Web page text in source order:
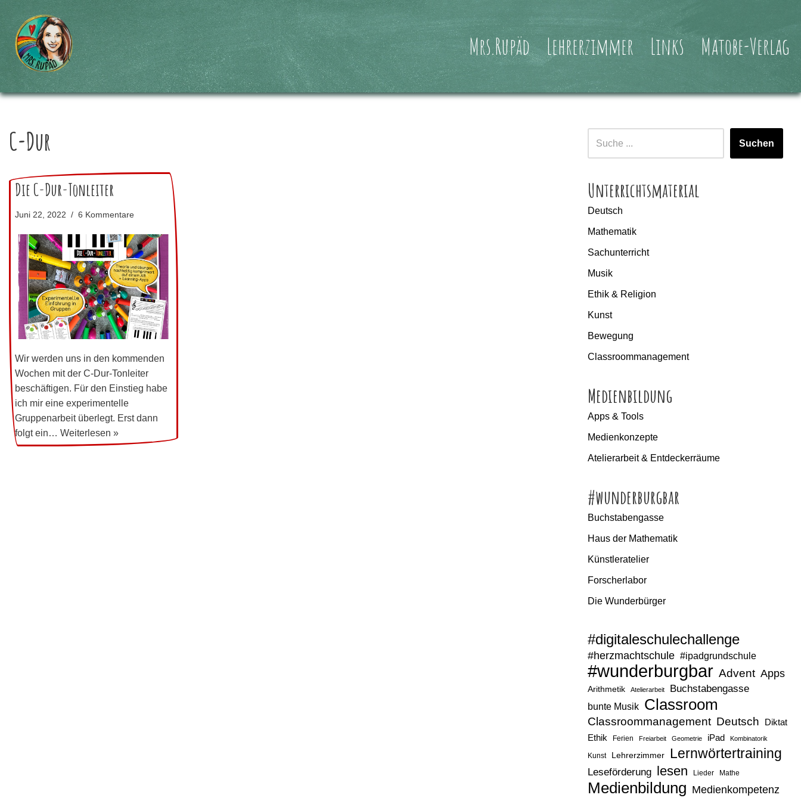
Zum
Inhalt
springen
Mrs.Rupäd Lehrerzimmer Links Matobe-Verlag
C-Dur
Die C-Dur-Tonleiter
Juni 22, 2022 6 Kommentare
Wir werden uns in den kommenden
Wochen mit der C-Dur-Tonleiter
beschäftigen. Für den Einstieg habe
ich mir eine experimentelle
Gruppenarbeit überlegt. Erst dann
folgt ein… Weiterlesen »
Suchen
Unterrichtsmaterial
Deutsch
Mathematik
Sachunterricht
Musik
Ethik & Religion
Kunst
Bewegung
Classroommanagement
Medienbildung
Apps & Tools
Medienkonzepte
Atelierarbeit & Entdeckerräume
#wunderburgbar
Buchstabengasse
Haus der Mathematik
Künstleratelier
Forscherlabor
Die Wunderbürger
#digitaleschulechallenge
#herzmachtschule #ipadgrundschule
#wunderburgbar Advent Apps
Arithmetik Atelierarbeit Buchstabengasse
bunte Musik Classroom
Classroommanagement Deutsch
Diktat
Ethik
Ferien Freiarbeit Geometrie iPad Kombinatorik
Kunst Lehrerzimmer Lernwörtertraining
Leseförderung lesen Lieder Mathe
Medienbildung Medienkompetenz